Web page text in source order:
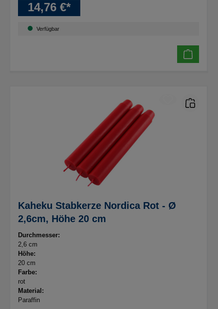
14,76 €*
Verfügbar
Kaheku Stabkerze Nordica Rot - Ø
2,6cm, Höhe 20 cm
Durchmesser:
2,6 cm
Höhe:
20 cm
Farbe:
rot
Material:
Paraffin